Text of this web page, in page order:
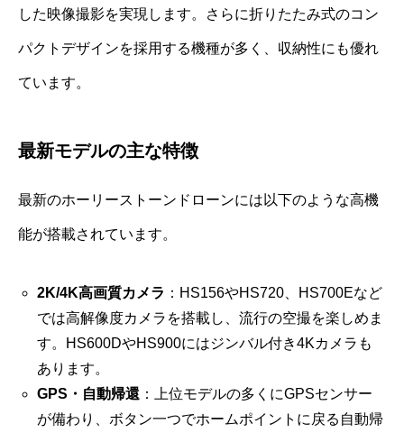
した映像撮影を実現します。さらに折りたたみ式のコン
パクトデザインを採用する機種が多く、収納性にも優れ
ています。
最新モデルの主な特徴
最新のホーリーストーンドローンには以下のような高機
能が搭載されています。
2K/4K高画質カメラ ：HS156やHS720、HS700Eなど
では高解像度カメラを搭載し、流行の空撮を楽しめま
す。HS600DやHS900にはジンバル付き4Kカメラも
あります。
GPS・自動帰還 ：上位モデルの多くにGPSセンサー
が備わり、ボタン一つでホームポイントに戻る自動帰